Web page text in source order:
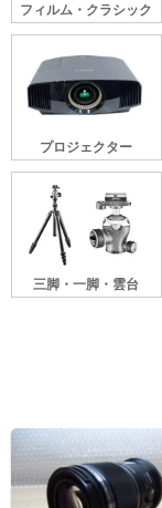
フィルム・クラシック
プロジェクター
三脚・一脚・雲台